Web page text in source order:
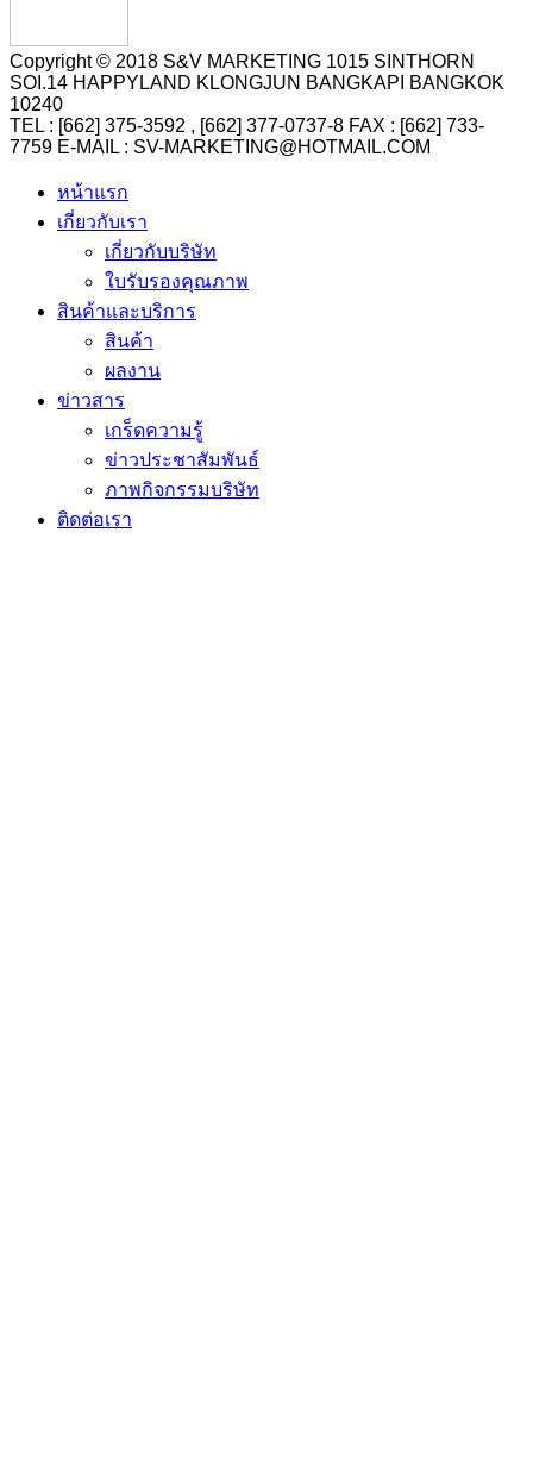
Copyright © 2018 S&V MARKETING 1015 SINTHORN
SOI.14 HAPPYLAND KLONGJUN BANGKAPI BANGKOK
10240
TEL : [662] 375-3592 , [662] 377-0737-8 FAX : [662] 733-
7759 E-MAIL : SV-MARKETING@HOTMAIL.COM
หน้าแรก
เกี่ยวกับเรา
เกี่ยวกับบริษัท
ใบรับรองคุณภาพ
สินค้าและบริการ
สินค้า
ผลงาน
ข่าวสาร
เกร็ดความรู้
ข่าวประชาสัมพันธ์
ภาพกิจกรรมบริษัท
ติดต่อเรา